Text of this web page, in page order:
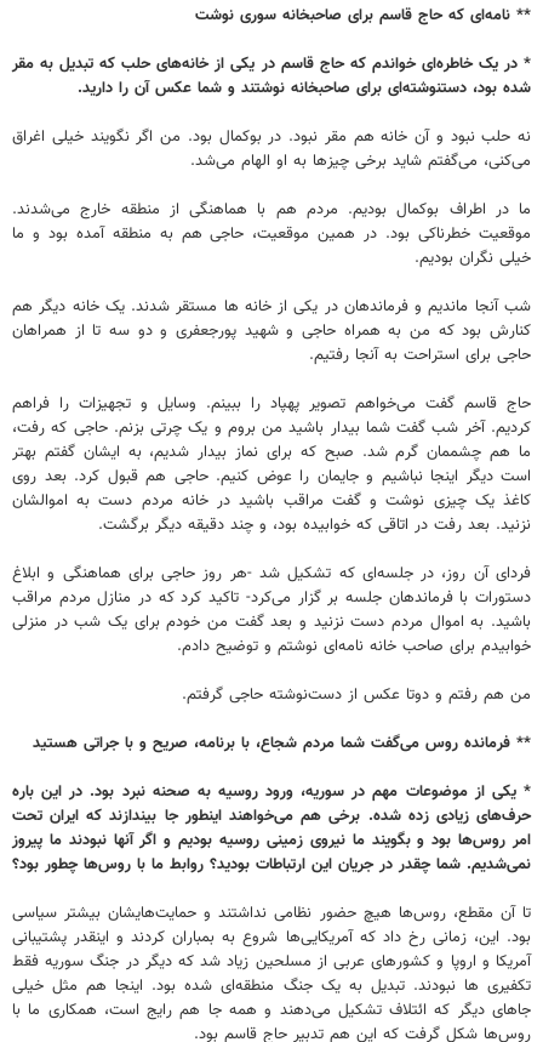
** نامه‌ای که حاج قاسم برای صاحبخانه سوری نوشت
* در یک خاطره‌ای خواندم که حاج قاسم در یکی از خانه‌های حلب که تبدیل به مقر
شده بود، دستنوشته‌ای برای صاحبخانه نوشتند و شما عکس آن را دارید.
نه حلب نبود و آن خانه هم مقر نبود. در بوکمال بود. من اگر نگویند خیلی اغراق
می‌کنی، می‌گفتم شاید برخی چیزها به او الهام می‌شد.
ما در اطراف بوکمال بودیم. مردم هم با هماهنگی از منطقه خارج می‌شدند.
موقعیت خطرناکی بود. در همین موقعیت، حاجی هم به منطقه آمده بود و ما
خیلی نگران بودیم.
شب آنجا ماندیم و فرماندهان در یکی از خانه ها مستقر شدند. یک خانه دیگر هم
کنارش بود که من به همراه حاجی و شهید پورجعفری و دو سه تا از همراهان
حاجی برای استراحت به آنجا رفتیم.
حاج قاسم گفت می‌خواهم تصویر پهپاد را ببینم. وسایل و تجهیزات را فراهم
کردیم. آخر شب گفت شما بیدار باشید من بروم و یک چرتی بزنم. حاجی که رفت،
ما هم چشممان گرم شد. صبح که برای نماز بیدار شدیم، به ایشان گفتم بهتر
است دیگر اینجا نباشیم و جایمان را عوض کنیم. حاجی هم قبول کرد. بعد روی
کاغذ یک چیزی نوشت و گفت مراقب باشید در خانه مردم دست به اموالشان
نزنید. بعد رفت در اتاقی که خوابیده بود، و چند دقیقه دیگر برگشت.
فردای آن روز، در جلسه‌ای که تشکیل شد -هر روز حاجی برای هماهنگی و ابلاغ
دستورات با فرماندهان جلسه بر گزار می‌کرد- تاکید کرد که در منازل مردم مراقب
باشید. به اموال مردم دست نزنید و بعد گفت من خودم برای یک شب در منزلی
خوابیدم برای صاحب خانه نامه‌ای نوشتم و توضیح دادم.
من هم رفتم و دوتا عکس از دست‌نوشته حاجی گرفتم.
** فرمانده روس می‌گفت شما مردم شجاع، با برنامه، صریح و با جراتی هستید
* یکی از موضوعات مهم در سوریه، ورود روسیه به صحنه نبرد بود. در این باره
حرف‌های زیادی زده شده. برخی هم می‌خواهند اینطور جا بیندازند که ایران تحت
امر روس‌ها بود و بگویند ما نیروی زمینی روسیه بودیم و اگر آنها نبودند ما پیروز
نمی‌شدیم. شما چقدر در جریان این ارتباطات بودید؟ روابط ما با روس‌ها چطور بود؟
تا آن مقطع، روس‌ها هیچ حضور نظامی نداشتند و حمایت‌هایشان بیشتر سیاسی
بود. این، زمانی رخ داد که آمریکایی‌ها شروع به بمباران کردند و اینقدر پشتیبانی
آمریکا و اروپا و کشورهای عربی از مسلحین زیاد شد که دیگر در جنگ سوریه فقط
تکفیری ها نبودند. تبدیل به یک جنگ منطقه‌ای شده بود. اینجا هم مثل خیلی
جاهای دیگر که ائتلاف تشکیل می‌دهند و همه جا هم رایج است، همکاری ما با
روس‌ها شکل گرفت که این هم تدبیر حاج قاسم بود.